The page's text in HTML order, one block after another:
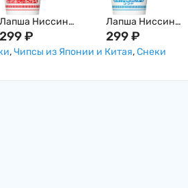
Лапша Ниссин
Nissin Cup Noodle с
Креветками, 57г,
299₽
Лапша Ниссин
Nissin Cup Noodle
Гребешком,
299₽
,Чипсы из Японии и Китая,Снеки